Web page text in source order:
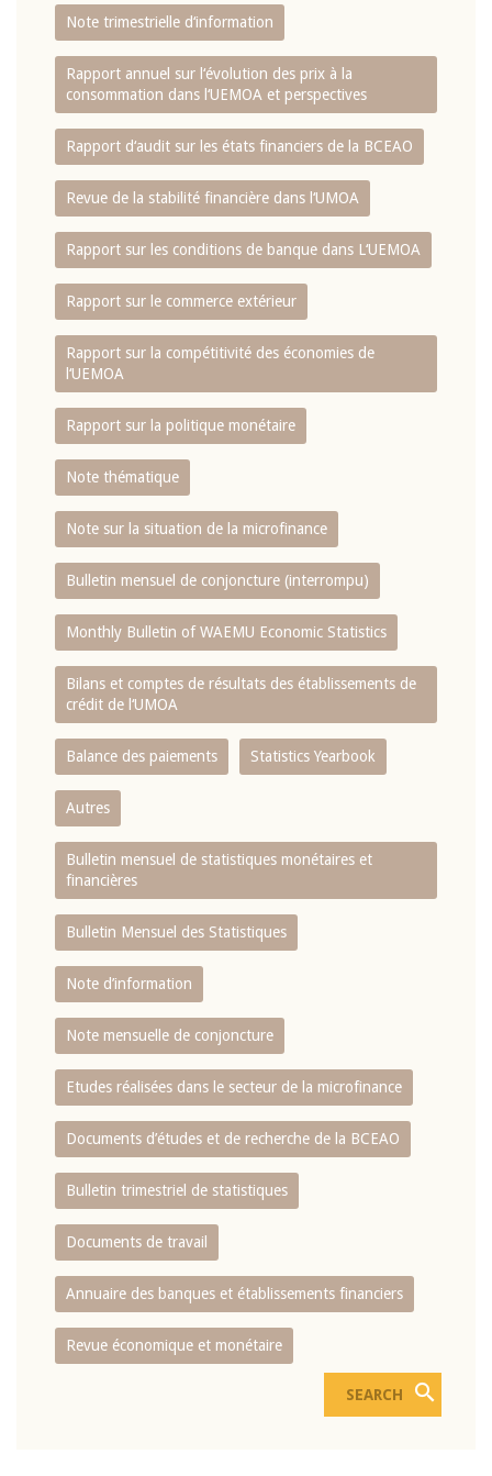
Note trimestrielle d‘information
Rapport annuel sur l‘évolution des prix à la
consommation dans l‘UEMOA et perspectives
Rapport d‘audit sur les états financiers de la BCEAO
Revue de la stabilité financière dans l‘UMOA
Rapport sur les conditions de banque dans L‘UEMOA
Rapport sur le commerce extérieur
Rapport sur la compétitivité des économies de
l‘UEMOA
Rapport sur la politique monétaire
Note thématique
Note sur la situation de la microfinance
Bulletin mensuel de conjoncture (interrompu)
Monthly Bulletin of WAEMU Economic Statistics
Bilans et comptes de résultats des établissements de
crédit de l‘UMOA
Balance des paiements Statistics Yearbook
Autres
Bulletin mensuel de statistiques monétaires et
financières
Bulletin Mensuel des Statistiques
Note d’information
Note mensuelle de conjoncture
Etudes réalisées dans le secteur de la microfinance
Documents d’études et de recherche de la BCEAO
Bulletin trimestriel de statistiques
Documents de travail
Annuaire des banques et établissements financiers
Revue économique et monétaire